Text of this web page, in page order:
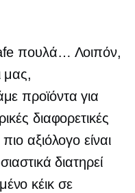
πουλά… Λοιπόν,
μας,
προϊόντα για
διαφορετικές
αξιόλογο είναι
διατηρεί
κέικ σε